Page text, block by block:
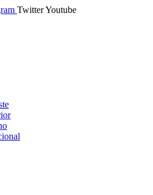
TwitterYoutube